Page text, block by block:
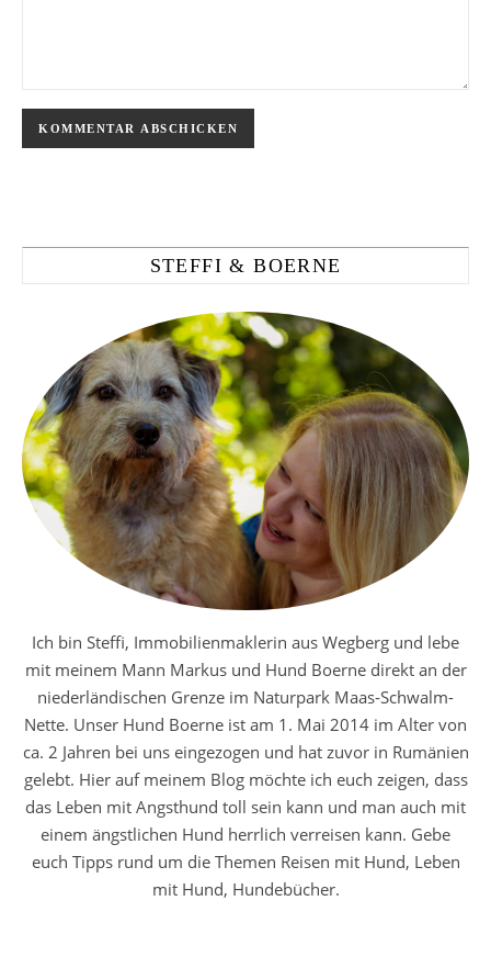
STEFFI & BOERNE
Ich bin Steffi, Immobilienmaklerin aus Wegberg und lebe
mit meinem Mann Markus und Hund Boerne direkt an der
niederländischen Grenze im Naturpark Maas-Schwalm-
Nette. Unser Hund Boerne ist am 1. Mai 2014 im Alter von
ca. 2 Jahren bei uns eingezogen und hat zuvor in Rumänien
gelebt. Hier auf meinem Blog möchte ich euch zeigen, dass
das Leben mit Angsthund toll sein kann und man auch mit
einem ängstlichen Hund herrlich verreisen kann. Gebe
euch Tipps rund um die Themen Reisen mit Hund, Leben
mit Hund, Hundebücher.